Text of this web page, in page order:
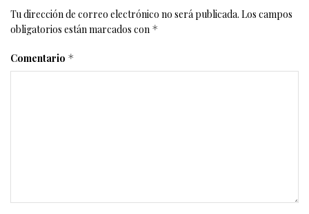
Tu dirección de correo electrónico no será publicada. Los campos
obligatorios están marcados con *
Comentario *